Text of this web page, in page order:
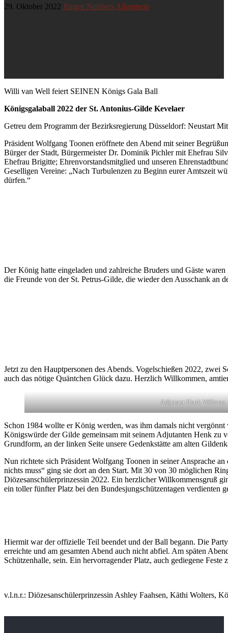
29. Oktober 2022 Jürgen Nobbers Allgemein
Willi van Well feiert SEINEN Königs Gala Ball
Königsgalaball 2022 der St. Antonius-Gilde Kevelaer
Getreu dem Programm der Bezirksregierung Düsseldorf: Neustart
Präsident Wolfgang Toonen eröffnete den Abend mit seiner
Bürger der Stadt, Bürgermeister Dr. Dominik Pichler mit Ehefrau
Ehefrau Brigitte; Ehrenvorstandsmitglied und unseren
Geselligen Vereine: „Nach Turbulenzen zu Beginn eurer Amtszeit
dürfen.“
Der König hatte eingeladen und zahlreiche Bruders und Gäste
die Freunde von der St. Petrus-Gilde, die wieder den Ausschank an
Jetzt zu den Hauptpersonen des Abends. Vogelschießen 2022,
auch das nötige Quäntchen Glück dazu. Herzlich Willkommen,
Adjutant Henk Willems
Schon 1984 wollte er König werden, was ihm damals nicht vergönnt
Königswürde der Gilde gemeinsam mit seinem Adjutanten Henk zu
Grundform, an der linken Seite unsere Gedenkstätte am alten
Nun richtete sich Präsident Wolfgang Toonen in seiner Ansprache
nichts muss“ ging sie dort an den Start. Mit 30 von 30 möglichen
Diözesanschülerprinzessin 2022. Ein herzlicher Willkommensgruß
ein toller fünfter Platz bei den Bundesjungschützentagen verdienten
Hiermit war der offizielle Teil beendet und der Ball begann. Die
erreichte und am gesamten Abend auch nicht abfiel. Am späten
Schützenhalle, sein. Ein hervorragender Platz, auch gediegene
v.l.n.r.: Diözesanschülerprinzessin Ashley Faahsen, Käthi Wolters,